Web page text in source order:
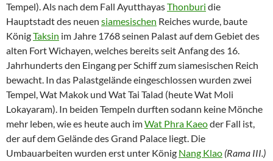
Tempel). Als nach dem Fall AyutthayasThonburi die
Hauptstadt des neuen siamesischen Reiches wurde, baute
KönigTaksin im Jahre 1768 seinen Palast auf dem Gebiet des
alten Fort Wichayen, welches bereits seit Anfang des 16.
Jahrhunderts den Eingang per Schiff zum siamesischen Reich
bewacht. In das Palastgelände eingeschlossen wurden zwei
Tempel, Wat Makok und Wat Tai Talad (heute Wat Moli
Lokayaram). In beiden Tempeln durften sodann keine Mönche
mehr leben, wie es heute auch imWat Phra Kaeoder Fall ist,
der auf dem Gelände des Grand Palace liegt. Die
Umbauarbeiten wurden erst unter König Nang Klao (Rama III.)